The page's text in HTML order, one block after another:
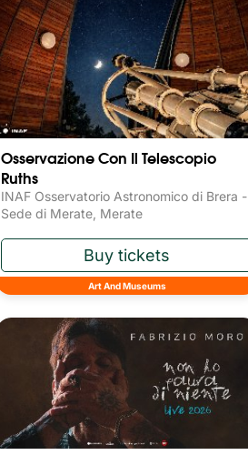
Osservazione Con Il Telescopio
Ruths
INAF Osservatorio Astronomico di Brera -
Sede di Merate, Merate
Art And Museums